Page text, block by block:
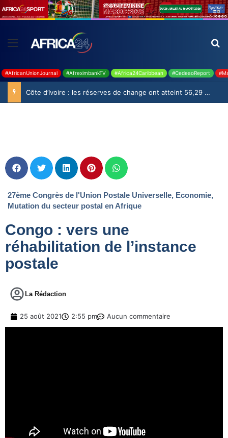
#AfricanUnionJournal #AfreximbankTV #Africa24Caribbean #CedeaoReport
Côte d’Ivoire : les réserves de change ont atteint 56,29 milliards USD en juillet
27ème Congrès de l'Union Postale Universelle, Economie,
Mutation du secteur postal en Afrique
Congo : vers une
réhabilitation de l’instance
postale
La Rédaction
25 août 2021 2:55 pm Aucun commentaire